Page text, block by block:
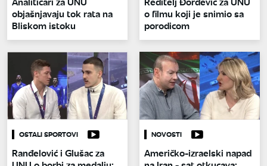
objašnjavaju tok rata na
Bliskom istoku
o filmu koji je snimio sa
porodicom
OSTALI SPORTOVI
Ranđelović i Glušac za
NOVOSTI
Američko-izraelski napad